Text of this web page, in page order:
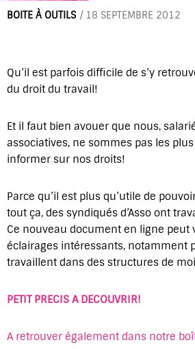
BOITE À OUTILS / 18 SEPTEMBRE 2012
Qu’il est parfois difficile de s’y
du droit du travail!
Et il faut bien avouer que nous,
associatives, ne sommes pas les
informer sur nos droits!
Parce qu’il est plus qu’utile de
tout ça, des syndiqués d’Asso ont
Ce nouveau document en ligne peut
éclairages intéressants, notamment
travaillent dans des structures de
PETIT PRECIS A DECOUVRIR!
A retrouver également dans notre